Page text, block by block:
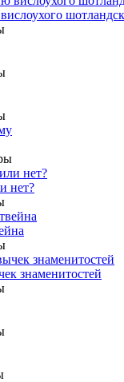
нет?
знаменитостей